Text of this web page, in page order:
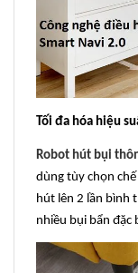
Tối đa hóa hiệu
Robot hút bụi
dùng tùy chọn
hút lên 2 lần bình
nhiều bụi bẩn đặc